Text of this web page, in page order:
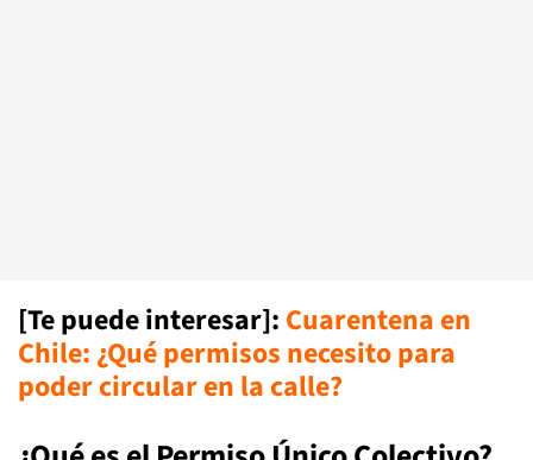
[Te puede interesar]: Cuarentena en
Chile: ¿Qué permisos necesito para
poder circular en la calle?